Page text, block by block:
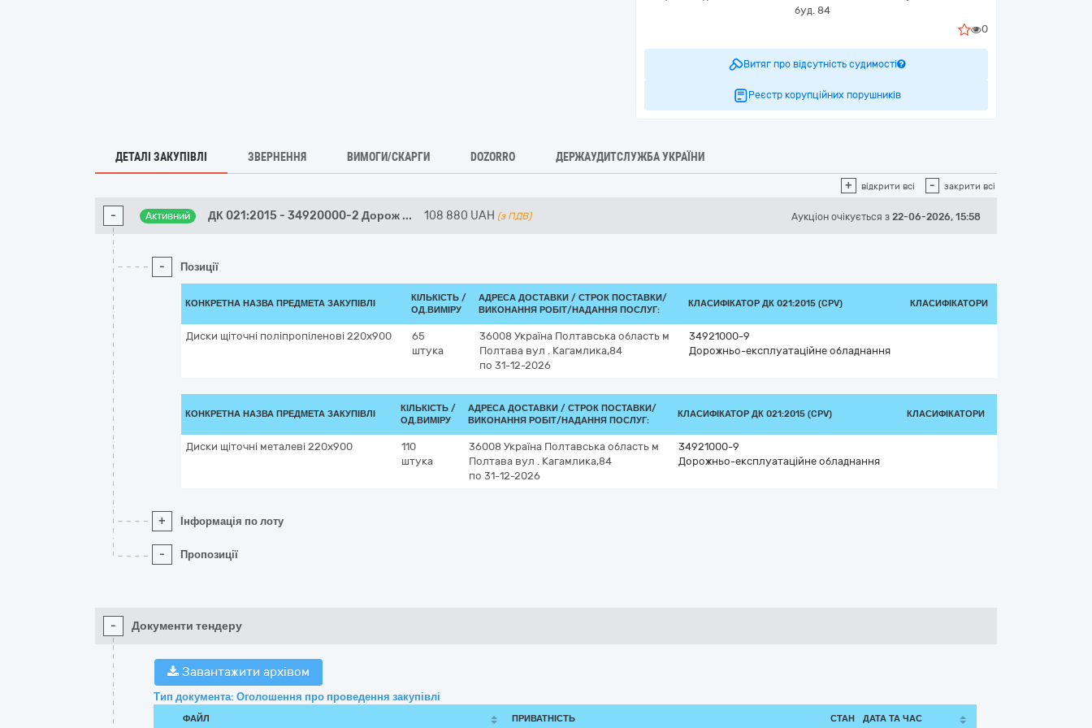
буд. 84
0
Витяг про відсутність судимості
Реєстр корупційних порушників
ДЕТАЛІ ЗАКУПІВЛІ ЗВЕРНЕННЯ ВИМОГИ/СКАРГИ DOZORRO ДЕРЖАУДИТСЛУЖБА УКРАЇНИ
+ відкрити всі - закрити всі
- Активний ДК 021:2015 - 34920000-2 Дорож ... 108 880 UAH (з ПДВ) Аукціон очікується з 22-06-2026, 15:58
- Позиції
КОНКРЕТНА НАЗВА ПРЕДМЕТА ЗАКУПІВЛІ
КІЛЬКІСТЬ /
ОД.ВИМІРУ
АДРЕСА ДОСТАВКИ / СТРОК ПОСТАВКИ/
ВИКОНАННЯ РОБІТ/НАДАННЯ ПОСЛУГ:
КЛАСИФІКАТОР ДК 021:2015 (CPV) КЛАСИФІКАТОРИ
Диски щіточні поліпропіленові 220х900
65
штука
36008 Україна Полтавська область м
Полтава вул . Кагамлика,84
по 31-12-2026
34921000-9
Дорожньо-експлуатаційне обладнання
КОНКРЕТНА НАЗВА ПРЕДМЕТА ЗАКУПІВЛІ
КІЛЬКІСТЬ /
ОД.ВИМІРУ
АДРЕСА ДОСТАВКИ / СТРОК ПОСТАВКИ/
ВИКОНАННЯ РОБІТ/НАДАННЯ ПОСЛУГ:
КЛАСИФІКАТОР ДК 021:2015 (CPV) КЛАСИФІКАТОРИ
Диски щіточні металеві 220х900
110
штука
36008 Україна Полтавська область м
Полтава вул . Кагамлика,84
по 31-12-2026
34921000-9
Дорожньо-експлуатаційне обладнання
+ Інформація по лоту
- Пропозиції
- Документи тендеру
Завантажити архівом
Тип документа: Оголошення про проведення закупівлі
ФАЙЛ ПРИВАТНІСТЬ СТАН ДАТА ТА ЧАС